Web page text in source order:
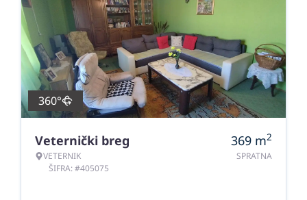
360°
Veternički breg
VETERNIK
ŠIFRA: #405075
369 m2
SPRATNA